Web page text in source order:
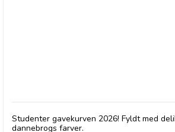
Studenter gavekurven 2026! Fyldt med
dannebrogs farver.